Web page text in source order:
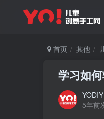
首页 其他
学习如
YODIY
5年前